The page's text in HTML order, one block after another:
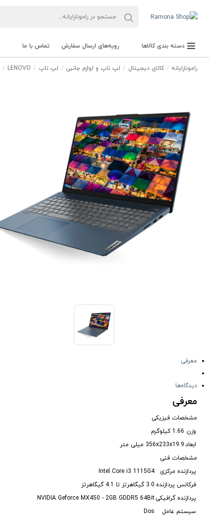
دسته بندی کالاها رویه‌های ارسال سفارش تماس با ما
رامونارایانه کالای دیجیتال لپ تاپ و لوازم جانبی لپ تاپ LENOVO
معرفی
دیدگاه‌ها
معرفی
مشخصات فیزیکی
وزن 1.66 کیلوگرم
ابعاد356x233x19.9 میلی متر
مشخصات فنی
پردازنده مرکزی
Intel Core i3 1115G4
فرکانس پردازنده 3.0 گیگاهرتز تا 4.1 گیگاهرتز
پردازنده گرافیکیNVIDIA Geforce MX450 - 2GB GDDR5 64Bit
سیستم عامل
Dos